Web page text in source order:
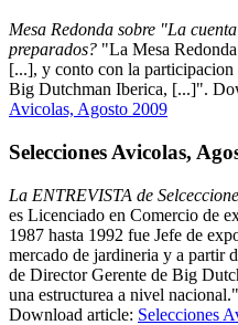
Mesa Redonda sobre "La
preparados? "La Mesa
[...], y conto con la participacion
Big Dutchman Iberica, [...]".
Avicolas, Agosto 2009
Selecciones Avicolas,
La ENTREVISTA de
es Licenciado en Comercio de
1987 hasta 1992 fue Jefe de
mercado de jardineria y a partir
de Director Gerente de Big
una estructurea a nivel
Download article: Selecciones